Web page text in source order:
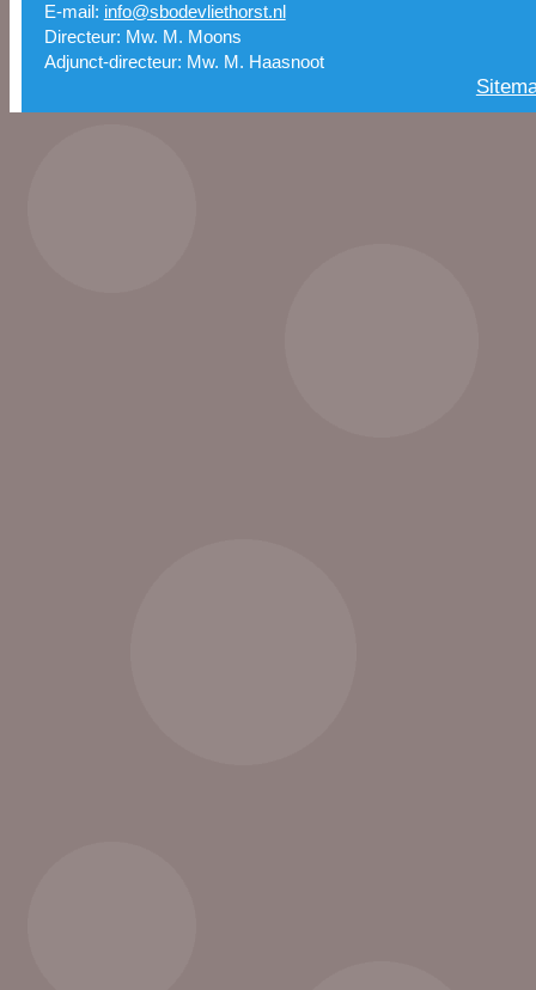
E-mail: info@sbodevliethorst.nl
Directeur: Mw. M. Moons
Adjunct-directeur: Mw. M. Haasnoot